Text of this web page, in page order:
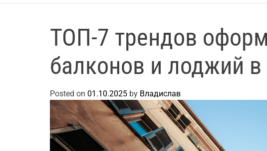
ТОП-7 трендов
балконов и лоджий в
Posted on 01.10.2025 by Владислав